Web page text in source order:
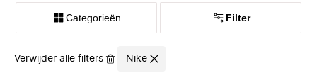
Categorieën Filter
Verwijder alle filters Nike